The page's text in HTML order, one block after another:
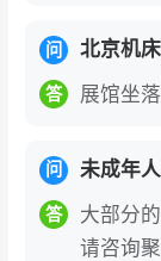
中国（北
票，中国国
定身份证
问 北京机
答 展馆坐
问 未成年
答
大部分
请咨询聚